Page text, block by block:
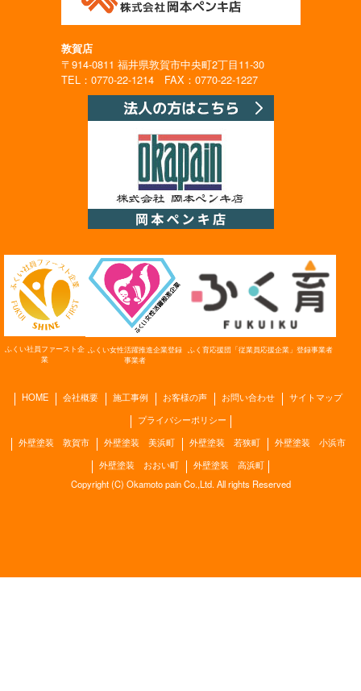
敦賀店
〒914-0811 福井県敦賀市中央町2丁目11-30
TEL：0770-22-1214 FAX：0770-22-1227
ふくい社員ファースト企
業
ふくい女性活躍推進企業登録
事業者
ふく育応援団「従業員応援企業」 登録事業者
HOME 会社概要 施工事例 お客様の声 お問い合わせ
サイトマップ
プライバシーポリシー
外壁塗装 敦賀市
外壁塗装 美浜町 外壁塗装 若狭町
外壁塗装 小浜市
外壁塗装 おおい町
外壁塗装 高浜町
Copyright (C) Okamoto pain Co.,Ltd. All rights Reserved